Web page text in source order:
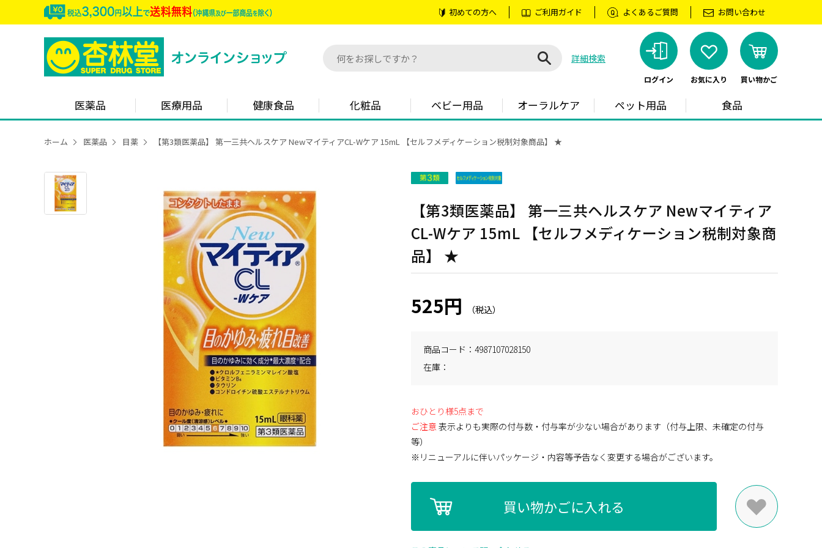
初めての方へ ご利用ガイド よくあるご質問 お問い合わせ
詳細検索
ログイン お気に入り 買い物かご
医薬品 医療用品 健康食品 化粧品 ベビー用品 オーラルケア ペット用品 食品
ホーム 医薬品 目薬 【第3類医薬品】 第一三共ヘルスケア NewマイティアCL-Wケア 15mL 【セルフメディケーション税制対象商品】 ★
【第3類医薬品】 第一三共ヘルスケア Newマイティア
CL-Wケア 15mL 【セルフメディケーション税制対象商
品】 ★
525円
商品コード
4987107028150
在庫
おひとり様5点まで
ご注意 表示よりも実際の付与数・付与率が少ない場合があります（付与上限、未確定の付与
等）
※リニューアルに伴いパッケージ・内容等予告なく変更する場合がございます。
買い物かごに入れる